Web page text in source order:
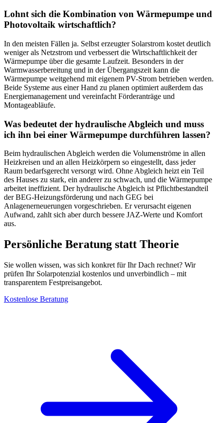
Lohnt sich die Kombination von Wärmepumpe und
Photovoltaik wirtschaftlich?
In den meisten Fällen ja. Selbst erzeugter Solarstrom kostet deutlich
weniger als Netzstrom und verbessert die Wirtschaftlichkeit der
Wärmepumpe über die gesamte Laufzeit. Besonders in der
Warmwasserbereitung und in der Übergangszeit kann die
Wärmepumpe weitgehend mit eigenem PV-Strom betrieben werden.
Beide Systeme aus einer Hand zu planen optimiert außerdem das
Energiemanagement und vereinfacht Förderanträge und
Montageabläufe.
Was bedeutet der hydraulische Abgleich und muss
ich ihn bei einer Wärmepumpe durchführen lassen?
Beim hydraulischen Abgleich werden die Volumenströme in allen
Heizkreisen und an allen Heizkörpern so eingestellt, dass jeder
Raum bedarfsgerecht versorgt wird. Ohne Abgleich heizt ein Teil
des Hauses zu stark, ein anderer zu schwach, und die Wärmepumpe
arbeitet ineffizient. Der hydraulische Abgleich ist Pflichtbestandteil
der BEG-Heizungsförderung und nach GEG bei
Anlagenerneuerungen vorgeschrieben. Er verursacht eigenen
Aufwand, zahlt sich aber durch bessere JAZ-Werte und Komfort
aus.
Persönliche Beratung statt Theorie
Sie wollen wissen, was sich konkret für Ihr Dach rechnet? Wir
prüfen Ihr Solarpotenzial kostenlos und unverbindlich – mit
transparentem Festpreisangebot.
Kostenlose Beratung